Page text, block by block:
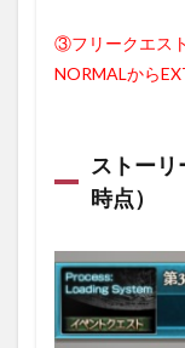
③フリークエス
NORMALから
ストー
時点）